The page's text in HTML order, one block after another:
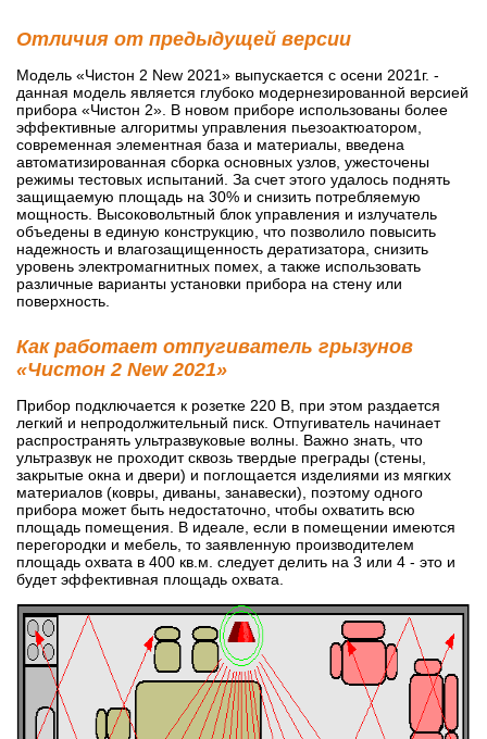
Отличия от предыдущей версии
Модель «Чистон 2 New 2021» выпускается с осени 2021г. -
данная модель является глубоко модернезированной версией
прибора «Чистон 2». В новом приборе использованы более
эффективные алгоритмы управления пьезоактюатором,
современная элементная база и материалы, введена
автоматизированная сборка основных узлов, ужесточены
режимы тестовых испытаний. За счет этого удалось поднять
защищаемую площадь на 30% и снизить потребляемую
мощность. Высоковольтный блок управления и излучатель
объедены в единую конструкцию, что позволило повысить
надежность и влагозащищенность дератизатора, снизить
уровень электромагнитных помех, а также использовать
различные варианты установки прибора на стену или
поверхность.
Как работает отпугиватель грызунов
«Чистон 2 New 2021»
Прибор подключается к розетке 220 В, при этом раздается
легкий и непродолжительный писк. Отпугиватель начинает
распространять ультразвуковые волны. Важно знать, что
ультразвук не проходит сквозь твердые преграды (стены,
закрытые окна и двери) и поглощается изделиями из мягких
материалов (ковры, диваны, занавески), поэтому одного
прибора может быть недостаточно, чтобы охватить всю
площадь помещения. В идеале, если в помещении имеются
перегородки и мебель, то заявленную производителем
площадь охвата в 400 кв.м. следует делить на 3 или 4 - это и
будет эффективная площадь охвата.